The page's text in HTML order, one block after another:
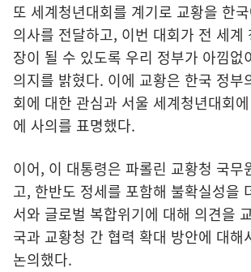
또 세계청년대회를 계기로 교황을 한
의사를 전달하고, 이번 대회가 전 세계
장이 될 수 있도록 우리 정부가 아낌없
의지를 밝혔다. 이에 교황은 한국 정부
회에 대한 관심과 서울 세계청년대회
에 사의를 표명했다.
이어, 이 대통령은 파롤린 교황청 국무
고, 한반도 정세를 포함해 불확실성을
서와 글로벌 복합위기에 대해 의견을
국과 교황청 간 협력 확대 방안에 대해
논의했다.